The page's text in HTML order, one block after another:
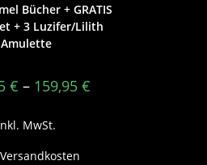
Bücher + GRATIS
+ 3 Luzifer/Lilith
Amulette
€ – 159,95 €
MwSt.
Versandkosten